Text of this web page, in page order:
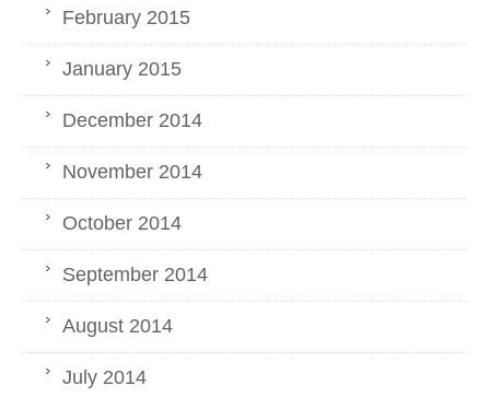
February 2015
January 2015
December 2014
November 2014
October 2014
September 2014
August 2014
July 2014